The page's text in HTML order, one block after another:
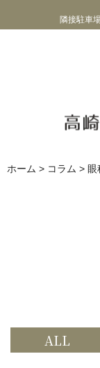
隣接駐車
ホーム > コラム > 眼
ALL